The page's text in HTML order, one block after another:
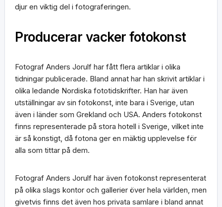
djur en viktig del i fotograferingen.
Producerar vacker fotokonst
Fotograf Anders Jorulf har fått flera artiklar i olika
tidningar publicerade. Bland annat har han skrivit artiklar i
olika ledande Nordiska fototidskrifter. Han har även
utställningar av sin fotokonst, inte bara i Sverige, utan
även i länder som Grekland och USA. Anders fotokonst
finns representerade på stora hotell i Sverige, vilket inte
är så konstigt, då fotona ger en mäktig upplevelse för
alla som tittar på dem.
Fotograf Anders Jorulf har även fotokonst representerat
på olika slags kontor och gallerier över hela världen, men
givetvis finns det även hos privata samlare i bland annat